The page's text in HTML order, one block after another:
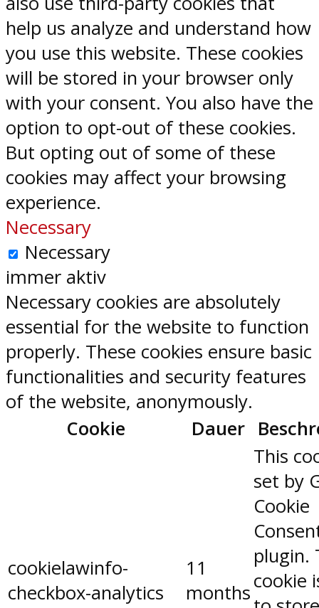
help us analyze and understand how
you use this website. These cookies
will be stored in your browser only
with your consent. You also have the
option to opt-out of these cookies.
But opting out of some of these
cookies may affect your browsing
experience.
Necessary
Necessary
immer aktiv
Necessary cookies are absolutely
essential for the website to function
properly. These cookies ensure basic
functionalities and security features
of the website, anonymously.
Cookie
Dauer
cookielawinfo-
checkbox-analytics
11
months
This
set by
Cookie
plugin.
cookie